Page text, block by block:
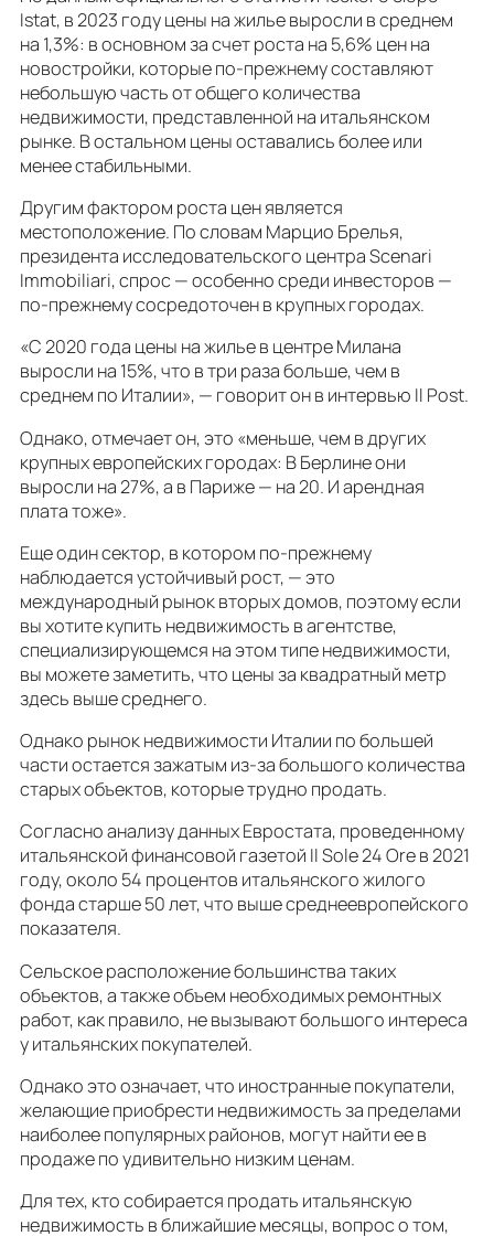
Istat, в 2023 году цены на жилье выросли в среднем
на 1,3%: в основном за счет роста на 5,6% цен на
новостройки, которые по-прежнему составляют
небольшую часть от общего количества
недвижимости, представленной на итальянском
рынке. В остальном цены оставались более или
менее стабильными.
Другим фактором роста цен является
местоположение. По словам Марцио Брелья,
президента исследовательского центра Scenari
Immobiliari, спрос — особенно среди инвесторов —
по-прежнему сосредоточен в крупных городах.
«С 2020 года цены на жилье в центре Милана
выросли на 15%, что в три раза больше, чем в
среднем по Италии», — говорит он в интервью Il Post.
Однако, отмечает он, это «меньше, чем в других
крупных европейских городах: В Берлине они
выросли на 27%, а в Париже — на 20. И арендная
плата тоже».
Еще один сектор, в котором по-прежнему
наблюдается устойчивый рост, — это
международный рынок вторых домов, поэтому если
вы хотите купить недвижимость в агентстве,
специализирующемся на этом типе недвижимости,
вы можете заметить, что цены за квадратный метр
здесь выше среднего.
Однако рынок недвижимости Италии по большей
части остается зажатым из-за большого количества
старых объектов, которые трудно продать.
Согласно анализу данных Евростата, проведенному
итальянской финансовой газетой Il Sole 24 Ore в 2021
году, около 54 процентов итальянского жилого
фонда старше 50 лет, что выше среднеевропейского
показателя.
Сельское расположение большинства таких
объектов, а также объем необходимых ремонтных
работ, как правило, не вызывают большого интереса
у итальянских покупателей.
Однако это означает, что иностранные покупатели,
желающие приобрести недвижимость за пределами
наиболее популярных районов, могут найти ее в
продаже по удивительно низким ценам.
Для тех, кто собирается продать итальянскую
недвижимость в ближайшие месяцы, вопрос о том,